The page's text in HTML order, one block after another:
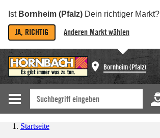
Ist Bornheim (Pfalz) Dein richtiger Markt?
JA, RICHTIG Anderen Markt wählen
Bornheim (Pfalz)
Startseite